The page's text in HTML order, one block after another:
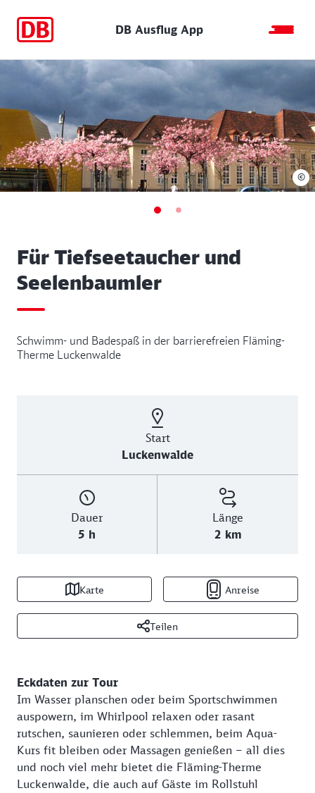
DB Ausflug App
Für Tiefseetaucher und
Seelenbaumler
Schwimm- und Badespaß in der barrierefreien Fläming-
Therme Luckenwalde
Start
Luckenwalde
Dauer
5 h
Länge
2 km
Karte Anreise
Teilen
©
Eckdaten zur Tour
Im Wasser planschen oder beim Sportschwimmen
auspowern, im Whirlpool relaxen oder rasant
rutschen, saunieren oder schlemmen, beim Aqua-
Kurs fit bleiben oder Massagen genießen – all dies
und noch viel mehr bietet die Fläming-Therme
Luckenwalde, die auch auf Gäste im Rollstuhl